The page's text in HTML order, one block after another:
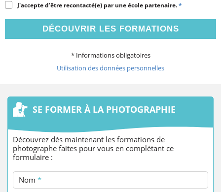
J'accepte d'être recontacté(e) par une école partenaire.*
DÉCOUVRIR LES FORMATIONS
* Informations obligatoires
Utilisation des données personnelles
SE FORMER À LA PHOTOGRAPHIE
Découvrez dès maintenant les formations de
photographe faites pour vous en complétant ce
formulaire :
Nom *